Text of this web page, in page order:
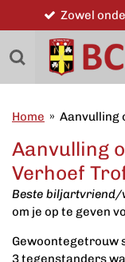
direct
naar
hoofdinhoud
Home » Aanvulling
Aanvulling
Verhoef
Beste biljartvriend/
om je op te geven
Gewoontegetrouw
3 tegenstanders